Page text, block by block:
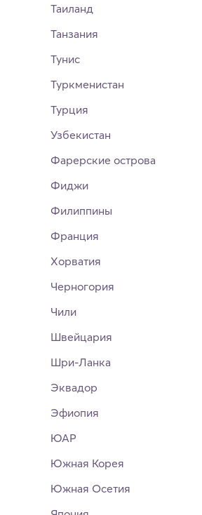
Таиланд
Танзания
Тунис
Туркменистан
Турция
Узбекистан
Фарерские острова
Фиджи
Филиппины
Франция
Хорватия
Черногория
Чили
Швейцария
Шри-Ланка
Эквадор
Эфиопия
ЮАР
Южная Корея
Южная Осетия